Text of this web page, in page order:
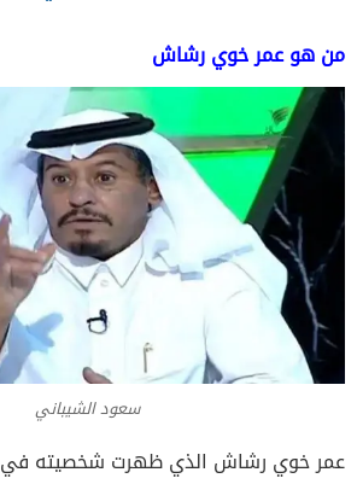
من هو عمر خوي رشاش
سعود الشيباني
عمر خوي رشاش الذي ظهرت شخصيته